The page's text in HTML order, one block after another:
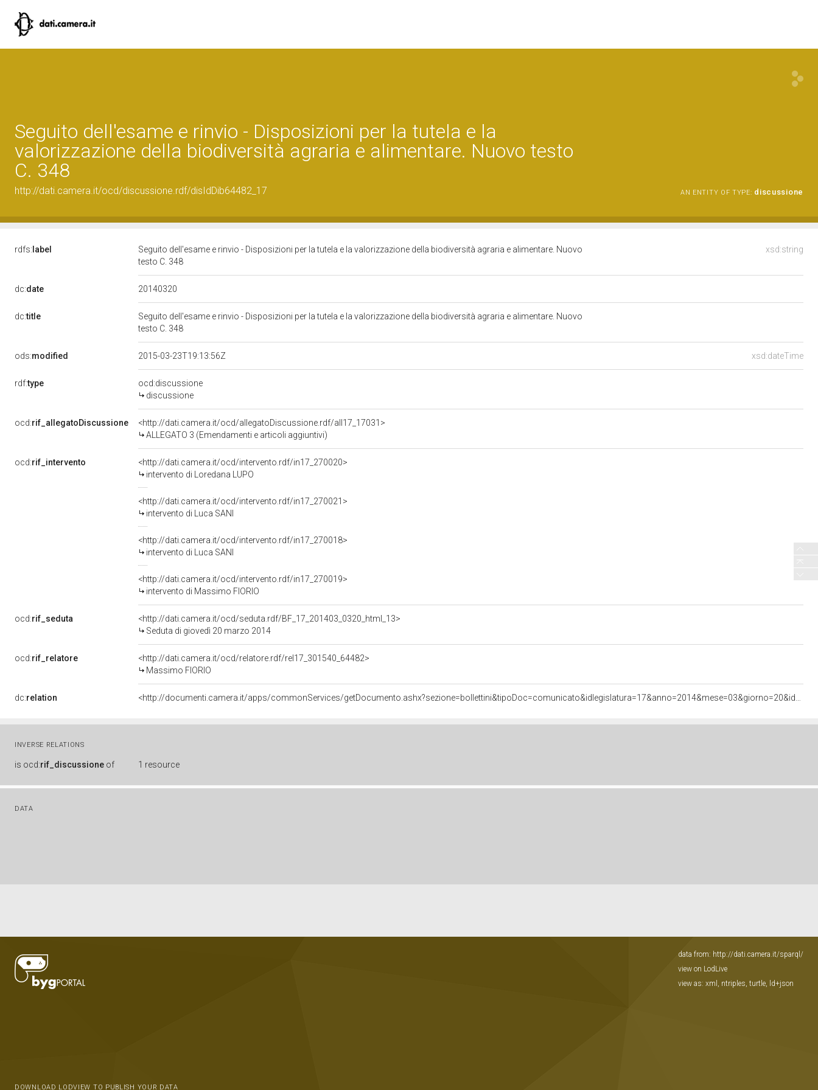
Seguito dell'esame e rinvio - Disposizioni per la tutela e la
valorizzazione della biodiversità agraria e alimentare. Nuovo testo
C. 348
http://dati.camera.it/ocd/discussione.rdf/disIdDib64482_17 AN ENTITY OF TYPE: discussione
rdfs: label xsd:string
Seguito dell'esame e rinvio - Disposizioni per la tutela e la valorizzazione della biodiversità agraria e alimentare. Nuovo
testo C. 348
dc:date 20140320
dc:title
Seguito dell'esame e rinvio - Disposizioni per la tutela e la valorizzazione della biodiversità agraria e alimentare. Nuovo
testo C. 348
ods:modified xsd:dateTime
2015-03-23T19:13:56Z
rdf:type
ocd:discussione
discussione
ocd:rif_allegatoDiscussione
<http://dati.camera.it/ocd/allegatoDiscussione.rdf/all17_17031>
ALLEGATO 3 (Emendamenti e articoli aggiuntivi)
ocd:rif_intervento
<http://dati.camera.it/ocd/intervento.rdf/in17_270020>
intervento di Loredana LUPO
<http://dati.camera.it/ocd/intervento.rdf/in17_270021>
intervento di Luca SANI
<http://dati.camera.it/ocd/intervento.rdf/in17_270018>
intervento di Luca SANI
<http://dati.camera.it/ocd/intervento.rdf/in17_270019>
intervento di Massimo FIORIO
ocd:rif_seduta
<http://dati.camera.it/ocd/seduta.rdf/BF_17_201403_0320_html_13>
Seduta di giovedì 20 marzo 2014
ocd:rif_relatore
<http://dati.camera.it/ocd/relatore.rdf/rel17_301540_64482>
Massimo FIORIO
dc:relation
INVERSE RELATIONS
is ocd:rif_discussione of 1 resource
DATA
DOWNLOAD LODVIEW TO PUBLISH YOUR DATA
data from: http://dati.camera.it/sparql/
view on LodLive
view as: xml , ntriples, turtle, ld+json